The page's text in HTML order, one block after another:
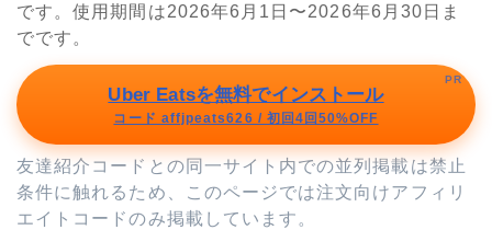
です。使用期間は2026年6月1日〜2026年6月30日ま
でです。
Uber Eatsを無料でインストール
コード affjpeats626 / 初回4回50%OFF
PR
友達紹介コードとの同一サイト内での並列掲載は禁止
条件に触れるため、このページでは注文向けアフィリ
エイトコードのみ掲載しています。